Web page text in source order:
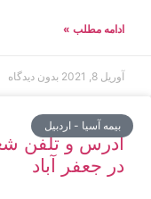
ادامه مطلب »
آوریل 8, 2021 بدون دیدگاه
بیمه آسیا - اردبیل
آدرس و تلفن
در جعفر آباد